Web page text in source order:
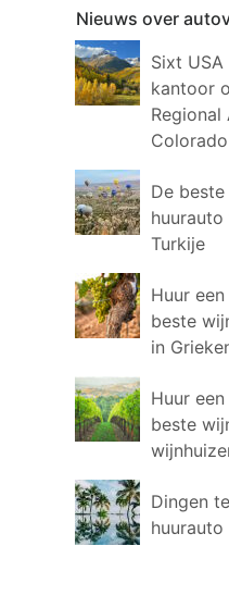
Nieuws over
Sixt
kantoor
Colorado
De
Turkije
Huur
beste
in
Huur
beste
Dingen